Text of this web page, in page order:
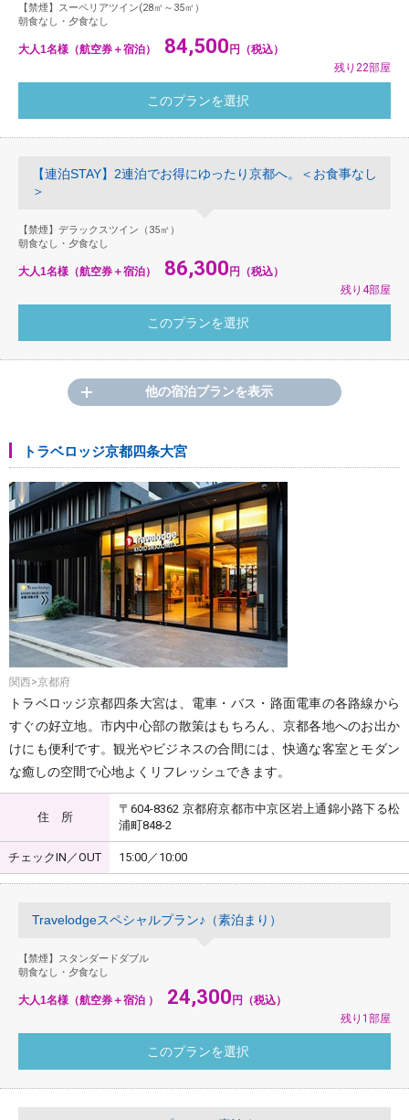
【禁煙】スーペリアツイン(28㎡～35㎡）
朝食なし・夕食なし
大人1名様（航空券＋宿泊） 84,500円（税込）
残り22部屋
【連泊STAY】2連泊でお得にゆったり京都へ。＜お食事なし
＞
【禁煙】デラックスツイン（35㎡）
朝食なし・夕食なし
大人1名様（航空券＋宿泊） 86,300円（税込）
残り4部屋
他の宿泊プランを表示
トラベロッジ京都四条大宮
関西>京都府
トラベロッジ京都四条大宮は、電車・バス・路面電車の各路線から
すぐの好立地。市内中心部の散策はもちろん、京都各地へのお出か
けにも便利です。観光やビジネスの合間には、快適な客室とモダン
な癒しの空間で心地よくリフレッシュできます。
住 所
〒604-8362 京都府京都市中京区岩上通錦小路下る松
浦町848-2
チェックIN／OUT 15:00／10:00
Travelodgeスペシャルプラン♪（素泊まり）
【禁煙】スタンダードダブル
朝食なし・夕食なし
大人1名様（航空券＋宿泊 ） 24,300円（税込）
残り1部屋